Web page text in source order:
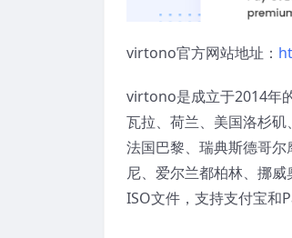
virtono官方网站地址：
virtono是成立于2014年
瓦拉、荷兰、美国洛杉矶
法国巴黎、瑞典斯德哥
尼、爱尔兰都柏林、挪
ISO文件，支持支付宝和